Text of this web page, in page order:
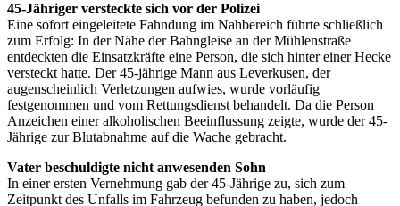
45-Jähriger versteckte sich vor der Polizei
Eine sofort eingeleitete Fahndung im Nahbereich führte schließlich
zum Erfolg: In der Nähe der Bahngleise an der Mühlenstraße
entdeckten die Einsatzkräfte eine Person, die sich hinter einer Hecke
versteckt hatte. Der 45-jährige Mann aus Leverkusen, der
augenscheinlich Verletzungen aufwies, wurde vorläufig
festgenommen und vom Rettungsdienst behandelt. Da die Person
Anzeichen einer alkoholischen Beeinflussung zeigte, wurde der 45-
Jährige zur Blutabnahme auf die Wache gebracht.
Vater beschuldigte nicht anwesenden Sohn
In einer ersten Vernehmung gab der 45-Jährige zu, sich zum
Zeitpunkt des Unfalls im Fahrzeug befunden zu haben, jedoch